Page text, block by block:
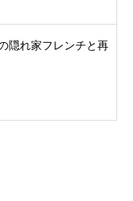
隠れ家フレンチと再